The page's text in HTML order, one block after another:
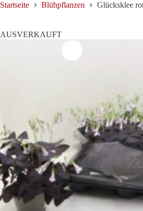
Startseite Blühpflanzen Glücksklee
AUSVERKAUFT